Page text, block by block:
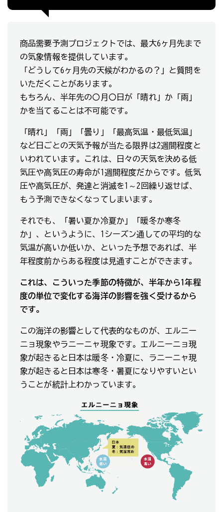
商品需要予測プロジェクトでは、最大6ヶ月先まで
の気象情報を提供しています。
「どうして6ヶ月先の天候がわかるの？」と質問を
いただくことがあります。
もちろん、半年先の〇月〇日が「晴れ」か「雨」
かを当てることは不可能です。
「晴れ」「雨」「曇り」「最高気温・最低気温」
など日ごとの天気予報が当たる限界は2週間程度と
いわれています。これは、日々の天気を決める低
気圧や高気圧の寿命が1週間程度だからです。低気
圧や高気圧が、発達と消滅を1～2回繰り返せば、
もう予測できなくなってしまいます。
それでも、「暑い夏か冷夏か」「暖冬か寒冬
か」、というように、1シーズン通しての平均的な
気温が高いか低いか、といった予想であれば、半
年程度前からある程度は見通すことができます。
これは、こういった季節の特徴が、半年から1年程
度の単位で変化する海洋の影響を強く受けるから
です。
この海洋の影響として代表的なものが、エルニー
ニョ現象やラニーニャ現象です。エルニーニョ現
象が起きると日本は暖冬・冷夏に、ラニーニャ現
象が起きると日本は寒冬・暑夏になりやすいとい
うことが統計上わかっています。